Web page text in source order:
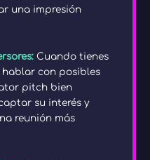
una impresión
Cuando tienes
con posibles
pitch bien
su interés y
reunión más